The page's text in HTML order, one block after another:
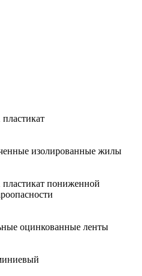
изолированные жилы
пониженной
оцинкованные ленты